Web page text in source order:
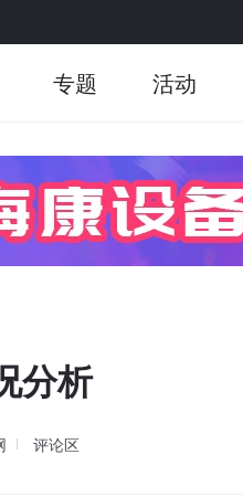
专题 活动
分析
评论区